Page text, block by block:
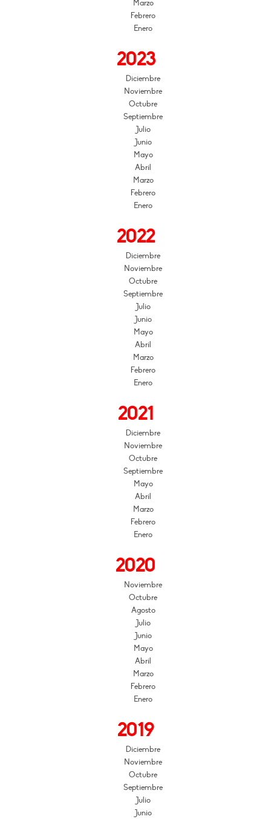
Marzo
Febrero
Enero
2023
Diciembre
Noviembre
Octubre
Septiembre
Julio
Junio
Mayo
Abril
Marzo
Febrero
Enero
2022
Diciembre
Noviembre
Octubre
Septiembre
Julio
Junio
Mayo
Abril
Marzo
Febrero
Enero
2021
Diciembre
Noviembre
Octubre
Septiembre
Mayo
Abril
Marzo
Febrero
Enero
2020
Noviembre
Octubre
Agosto
Julio
Junio
Mayo
Abril
Marzo
Febrero
Enero
2019
Diciembre
Noviembre
Octubre
Septiembre
Julio
Junio